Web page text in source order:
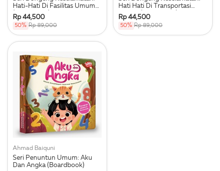
Hati-Hati Di Fasilitas Umum
(Boardbook)
Rp 44,500
50% Rp 89,000
Hati Hati Di Transportasi
Umum (Boardbook)
Rp 44,500
50% Rp 89,000
Ahmad Baiquni
Seri Penuntun Umum: Aku
Dan Angka (Boardbook)